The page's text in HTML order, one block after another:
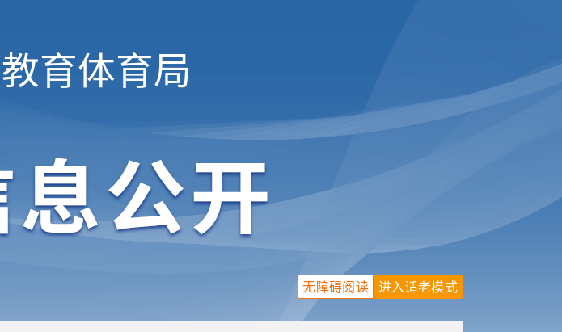
教育体育局
进入适老模式
无障碍阅读